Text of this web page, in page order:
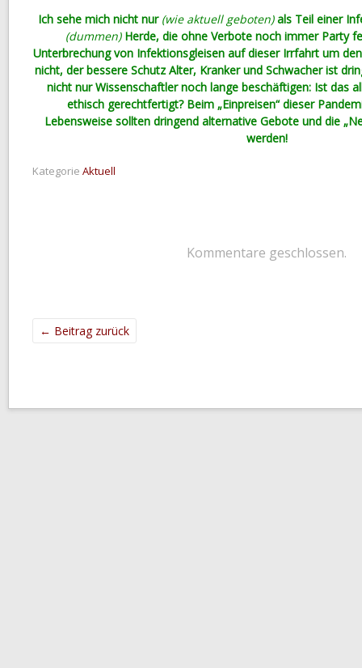
Ich sehe mich nicht nur (wie aktuell geboten)als Teil einer
(dummen)Herde, die ohne Verbote noch immer Party
Unterbrechung von Infektionsgleisen auf dieser Irrfahrt um
nicht, der bessere Schutz Alter, Kranker und Schwacher ist
nicht nur Wissenschaftler noch lange beschäftigen: Ist das
ethisch gerechtfertigt? Beim „Einpreisen“ dieser
Lebensweise sollten dringend alternative Gebote und die
werden!
Kategorie Aktuell
Kommentare geschlossen.
← Beitrag zurück